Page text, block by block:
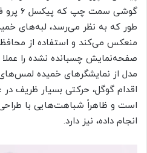
گوشی
طور که به نظر می‌رسد، لبه‌های
منعکس می‌کند و استفاده از
صفحه‌نمایش چسبانده نشده را
مدل از نمایشگرهای خمیده لمس‌های
اقدام گوگل، حرکتی بسیار ظریف
انجام داده، نیز دارد.